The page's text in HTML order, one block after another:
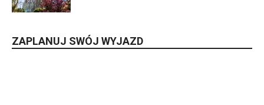
ZAPLANUJ SWÓJ WYJAZD